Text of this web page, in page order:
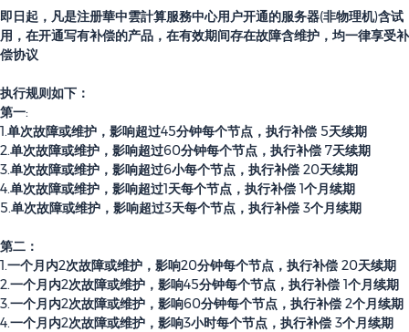
即日起，凡是注册華中雲計算服務中心用户开通的服务器(非物理机)含试
用，在开通写有补偿的产品，在有效期间存在故障含维护，均一律享受补
偿协议
执行规则如下：
第一:
1.单次故障或维护，影响超过45分钟每个节点，执行补偿 5天续期
2.单次故障或维护，影响超过60分钟每个节点，执行补偿 7天续期
3.单次故障或维护，影响超过6小每个节点，执行补偿 20天续期
4.单次故障或维护，影响超过1天每个节点，执行补偿 1个月续期
5.单次故障或维护，影响超过3天每个节点，执行补偿 3个月续期
第二：
1.一个月内2次故障或维护，影响20分钟每个节点，执行补偿 20天续期
2.一个月内2次故障或维护，影响45分钟每个节点，执行补偿 1个月续期
3.一个月内2次故障或维护，影响60分钟每个节点，执行补偿 2个月续期
4.一个月内2次故障或维护，影响3小时每个节点，执行补偿 3个月续期